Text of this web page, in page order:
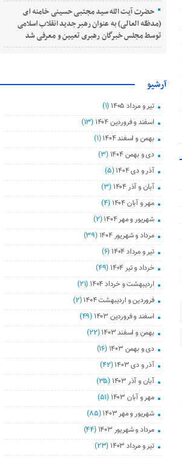
حضرت آیت الله سید مجتبی حسینی خامنه ای
(مدظله العالی) به عنوان رهبر جدید انقلاب اسلامی
توسط مجلس خبرگان رهبری تعیین و معرفی شد
آرشیو
تیر و مرداد ۱۴۰۵
(۱)
اسفند و فروردین ۱۴۰۴
(۱۳)
بهمن و اسفند ۱۴۰۴
(۱)
دی و بهمن ۱۴۰۴
(۳)
آذر و دی ۱۴۰۴
(۵)
آبان و آذر ۱۴۰۴
(۳)
مهر و آبان ۱۴۰۴
(۴)
شهریور و مهر ۱۴۰۴
(۲)
مرداد و شهریور ۱۴۰۴
(۳۹)
تیر و مرداد ۱۴۰۴
(۶)
خرداد و تیر ۱۴۰۴
(۴۹)
اردیبهشت و خرداد ۱۴۰۴
(۲۱)
فروردین و اردیبهشت ۱۴۰۴
(۲)
اسفند و فروردین ۱۴۰۳
(۴۹)
بهمن و اسفند ۱۴۰۳
(۲۲)
دی و بهمن ۱۴۰۳
(۱۶)
آذر و دی ۱۴۰۳
(۴۲)
آبان و آذر ۱۴۰۳
(۳۵)
مهر و آبان ۱۴۰۳
(۵۱)
شهریور و مهر ۱۴۰۳
(۸۵)
مرداد و شهریور ۱۴۰۳
(۴۴)
تیر و مرداد ۱۴۰۳
(۲۳)